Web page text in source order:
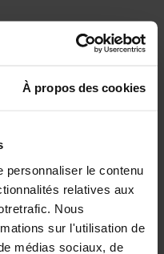
À propos des cookies
personnaliser le contenu
relatives aux
Nous
sur l'utilisation de
médias sociaux, de